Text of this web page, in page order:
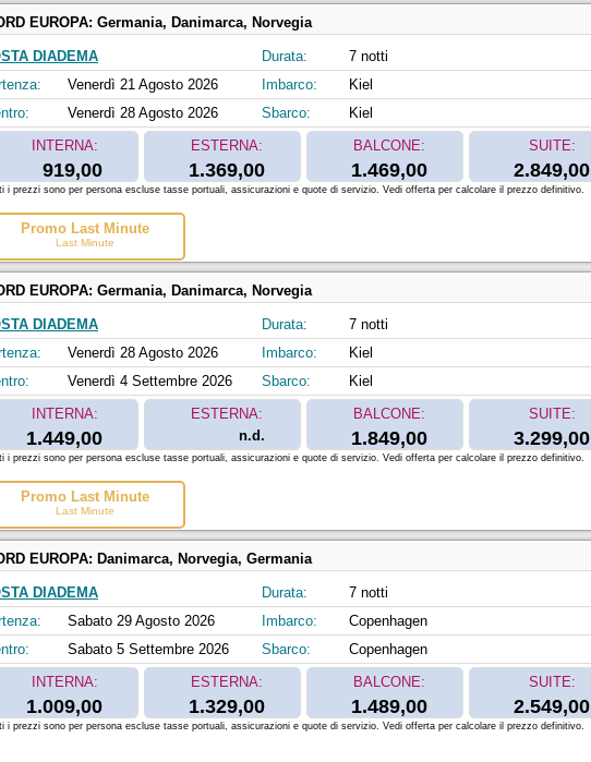
EUROPA: Germania, Danimarca, Norvegia
DIADEMA
Venerdì 21 Agosto 2026
Venerdì 28 Agosto 2026
Durata:
7 notti
Imbarco:
Kiel
Sbarco:
Kiel
INTERNA:
919,00
ESTERNA:
1.369,00
BALCONE:
1.469,00
SUITE:
2.849,00
Promo Last Minute
Last Minute
i prezzi sono per persona escluse tasse portuali, assicurazioni e quote di servizio. Vedi offerta per calcolare il prezzo definitivo.
EUROPA: Germania, Danimarca, Norvegia
DIADEMA
Venerdì 28 Agosto 2026
Venerdì 4 Settembre 2026
Durata:
7 notti
Imbarco:
Kiel
Sbarco:
Kiel
INTERNA:
1.449,00
ESTERNA:
n.d.
BALCONE:
1.849,00
SUITE:
3.299,00
Promo Last Minute
Last Minute
i prezzi sono per persona escluse tasse portuali, assicurazioni e quote di servizio. Vedi offerta per calcolare il prezzo definitivo.
EUROPA: Danimarca, Norvegia, Germania
DIADEMA
Sabato 29 Agosto 2026
Sabato 5 Settembre 2026
Durata:
7 notti
Imbarco:
Copenhagen
Sbarco:
Copenhagen
INTERNA:
1.009,00
ESTERNA:
1.329,00
BALCONE:
1.489,00
SUITE:
2.549,00
i prezzi sono per persona escluse tasse portuali, assicurazioni e quote di servizio. Vedi offerta per calcolare il prezzo definitivo.